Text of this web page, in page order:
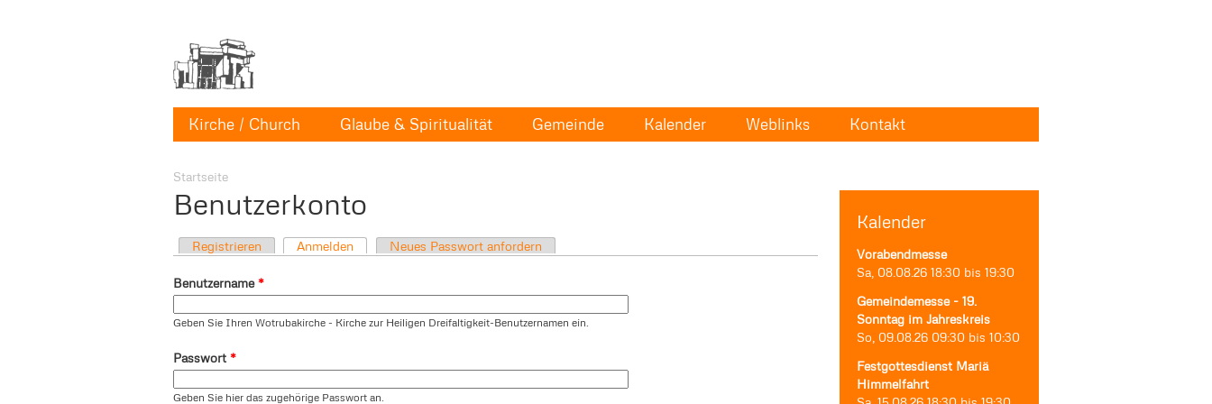
Kirche / Church Glaube & Spiritualität Gemeinde Kalender Weblinks Kontakt
Startseite
Kalender
Vorabendmesse
Sa, 08.08.26 18:30 bis 19:30
Gemeindemesse - 19.
Sonntag im Jahreskreis
So, 09.08.26 09:30 bis 10:30
Festgottesdienst Mariä
Himmelfahrt
Benutzerkonto
Registrieren Anmelden Neues Passwort anfordern
Benutzername *
Geben Sie Ihren Wotrubakirche - Kirche zur Heiligen Dreifaltigkeit-Benutzernamen ein.
Passwort *
Geben Sie hier das zugehörige Passwort an.